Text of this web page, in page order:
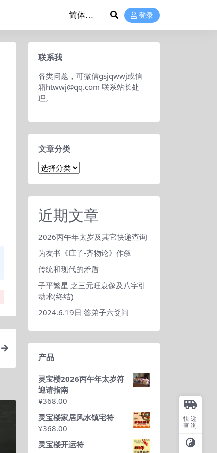
登录
联系我
各类问题，可微信gsjqwwj或信
箱htwwj@qq.com 联系站长处
理。
文章分类
文
近期文章
2026丙午年太岁及其它快递查询
为友书《庄子-齐物论》作叙
传统和现代的矛盾
子平繁星 之三元旺衰像及八字引
动术(终结)
2024.6.19日 答弟子六爻问
产品
灵宝楼2026丙午年太岁符
迎请指南
¥368.00
灵宝楼家居风水镇宅符
¥368.00
灵宝楼开运符
快递
查询